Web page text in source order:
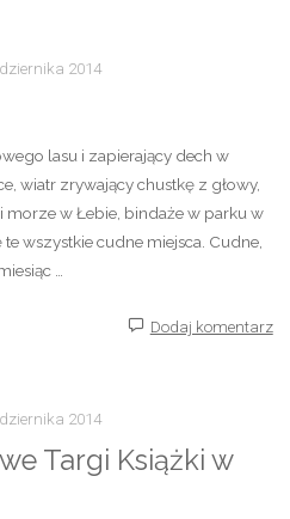
2014
lasu i zapierający dech w
wiatr zrywający chustkę z głowy,
w Łebie, bindaże w parku w
wszystkie cudne miejsca. Cudne,
…
Dodaj komentarz
2014
Targi Książki w